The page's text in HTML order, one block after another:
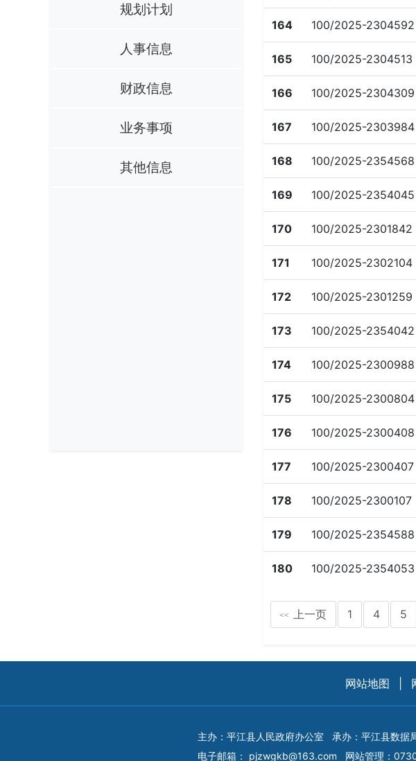
规划计划
人事信息
财政信息
业务事项
其他信息
164 100/2025-2304592
165 100/2025-2304513
166 100/2025-2304309
167 100/2025-2303984
168 100/2025-2354568
169 100/2025-2354045
170 100/2025-2301842
171 100/2025-2302104
172 100/2025-2301259
173 100/2025-2354042
174 100/2025-2300988
175 100/2025-2300804
176 100/2025-2300408
177 100/2025-2300407
178 100/2025-2300107
179 100/2025-2354588
180 100/2025-2354053
<< 上一页 1 4 5
网站地图
主办：平江县人民政府办公室 承办：平江县数据
电子邮箱： pjzwgkb@163.com 网站管理：